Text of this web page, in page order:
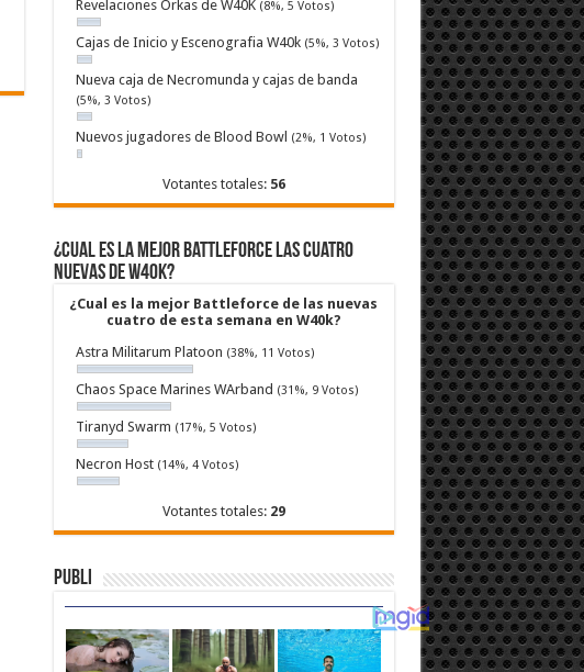
Revelaciones Orkas de W40K (8%, 5 Votos)
Cajas de Inicio y Escenografia W40k (5%, 3 Votos)
Nueva caja de Necromunda y cajas de banda
(5%, 3 Votos)
Nuevos jugadores de Blood Bowl (2%, 1 Votos)
Votantes totales: 56
¿Cual es la mejor Battleforce las cuatro
nuevas de W40k?
¿Cual es la mejor Battleforce de las nuevas
cuatro de esta semana en W40k?
Astra Militarum Platoon (38%, 11 Votos)
Chaos Space Marines WArband (31%, 9 Votos)
Tiranyd Swarm (17%, 5 Votos)
Necron Host (14%, 4 Votos)
Votantes totales: 29
Publi